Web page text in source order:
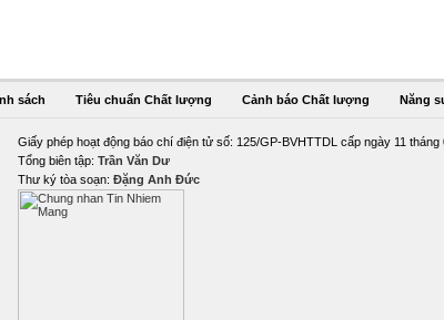
sách Tiêu chuẩn Chất lượng Cảnh báo Chất lượng Năng
Giấy phép hoạt động báo chí điện tử số: 125/GP-BVHTTDL cấp ngày 11 tháng
Tổng biên tập: Trần Văn Dư
Thư ký tòa soạn: Đặng Anh Đức